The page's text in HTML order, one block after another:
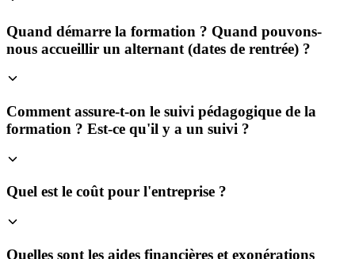
Quand démarre la formation ? Quand pouvons-
nous accueillir un alternant (dates de rentrée) ?
Comment assure-t-on le suivi pédagogique de la
formation ? Est-ce qu'il y a un suivi ?
Quel est le coût pour l'entreprise ?
Quelles sont les aides financières et exonérations